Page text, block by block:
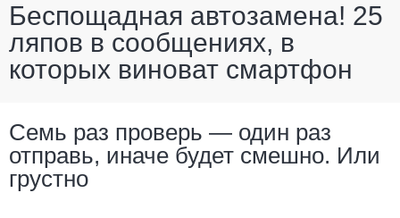
Беспощадная автозамена! 25
ляпов в сообщениях, в
которых виноват смартфон
Семь раз проверь — один раз
отправь, иначе будет смешно. Или
грустно